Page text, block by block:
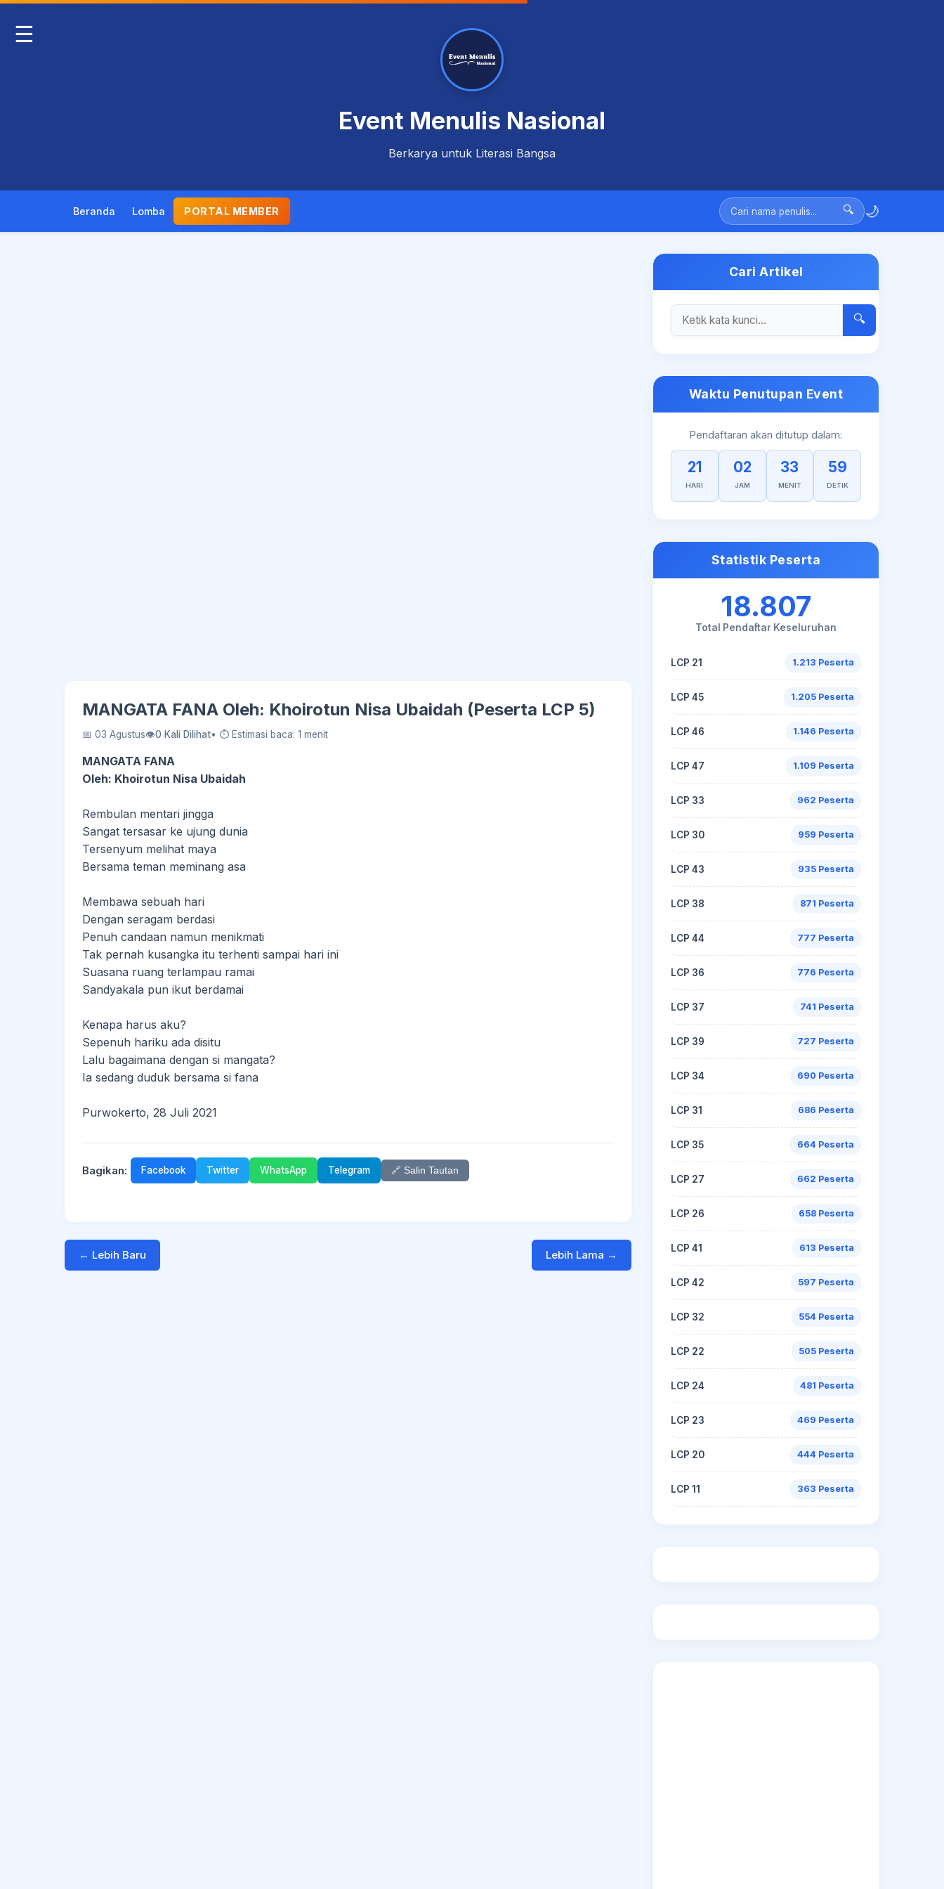
☰
Event Menulis Nasional
Berkarya untuk Literasi Bangsa
Beranda Lomba PORTAL MEMBER 🔍 🌙
MANGATA FANA Oleh: Khoirotun Nisa Ubaidah (Peserta LCP 5)
📅 03 Agustus👁0 Kali Dilihat• ⏱ Estimasi baca: 1 menit
MANGATA FANA
Oleh: Khoirotun Nisa Ubaidah
Rembulan mentari jingga
Sangat tersasar ke ujung dunia
Tersenyum melihat maya
Bersama teman meminang asa
Membawa sebuah hari
Dengan seragam berdasi
Penuh candaan namun menikmati
Tak pernah kusangka itu terhenti sampai hari ini
Suasana ruang terlampau ramai
Sandyakala pun ikut berdamai
Kenapa harus aku?
Sepenuh hariku ada disitu
Lalu bagaimana dengan si mangata?
Ia sedang duduk bersama si fana
Purwokerto, 28 Juli 2021
Bagikan: Facebook Twitter WhatsApp Telegram 🔗 Salin Tautan
← Lebih Baru Lebih Lama →
Cari Artikel
🔍
Waktu Penutupan Event
Pendaftaran akan ditutup dalam:
21
HARI
02
JAM
33
MENIT
59
DETIK
Statistik Peserta
18.807
Total Pendaftar Keseluruhan
LCP 21 1.213 Peserta
LCP 45 1.205 Peserta
LCP 46 1.146 Peserta
LCP 47 1.109 Peserta
LCP 33 962 Peserta
LCP 30 959 Peserta
LCP 43 935 Peserta
LCP 38 871 Peserta
LCP 44 777 Peserta
LCP 36 776 Peserta
LCP 37 741 Peserta
LCP 39 727 Peserta
LCP 34 690 Peserta
LCP 31 686 Peserta
LCP 35 664 Peserta
LCP 27 662 Peserta
LCP 26 658 Peserta
LCP 41 613 Peserta
LCP 42 597 Peserta
LCP 32 554 Peserta
LCP 22 505 Peserta
LCP 24 481 Peserta
LCP 23 469 Peserta
LCP 20 444 Peserta
LCP 11 363 Peserta